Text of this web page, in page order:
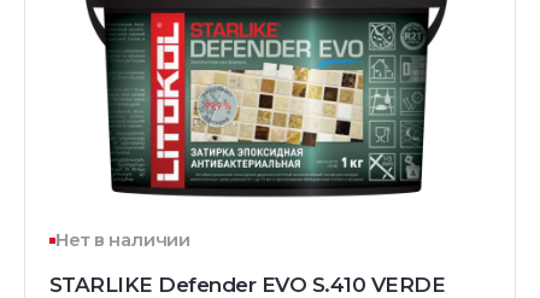
Нет в наличии
STARLIKE Defender EVO S.410 VERDE